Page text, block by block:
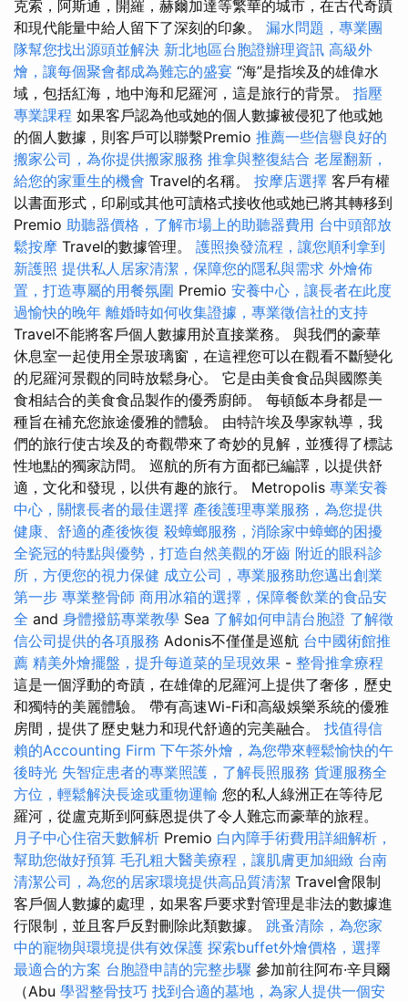
克索，阿斯通，開羅，赫爾加達等繁華的城市，在古代奇蹟
和現代能量中給人留下了深刻的印象。 漏水問題，專業團
隊幫您找出源頭並解決 新北地區台胞證辦理資訊 高級外
燴，讓每個聚會都成為難忘的盛宴 “海”是指埃及的雄偉水
域，包括紅海，地中海和尼羅河，這是旅行的背景。 指壓
專業課程 如果客戶認為他或她的個人數據被侵犯了他或她
的個人數據，則客戶可以聯繫Premio 推薦一些信譽良好的
搬家公司，為你提供搬家服務 推拿與整復結合 老屋翻新，
給您的家重生的機會 Travel的名稱。 按摩店選擇 客戶有權
以書面形式，印刷或其他可讀格式接收他或她已將其轉移到
Premio 助聽器價格，了解市場上的助聽器費用 台中頭部放
鬆按摩 Travel的數據管理。 護照換發流程，讓您順利拿到
新護照 提供私人居家清潔，保障您的隱私與需求 外燴佈
置，打造專屬的用餐氛圍 Premio 安養中心，讓長者在此度
過愉快的晚年 離婚時如何收集證據，專業徵信社的支持
Travel不能將客戶個人數據用於直接業務。 與我們的豪華
休息室一起使用全景玻璃窗，在這裡您可以在觀看不斷變化
的尼羅河景觀的同時放鬆身心。 它是由美食食品與國際美
食相結合的美食食品製作的優秀廚師。 每頓飯本身都是一
種旨在補充您旅途優雅的體驗。 由特許埃及學家執導，我
們的旅行使古埃及的奇觀帶來了奇妙的見解，並獲得了標誌
性地點的獨家訪問。 巡航的所有方面都已編譯，以提供舒
適，文化和發現，以供有趣的旅行。 Metropolis 專業安養
中心，關懷長者的最佳選擇 產後護理專業服務，為您提供
健康、舒適的產後恢復 殺蟑螂服務，消除家中蟑螂的困擾
全瓷冠的特點與優勢，打造自然美觀的牙齒 附近的眼科診
所，方便您的視力保健 成立公司，專業服務助您邁出創業
第一步 專業整骨師 商用冰箱的選擇，保障餐飲業的食品安
全 and 身體撥筋專業教學 Sea 了解如何申請台胞證 了解徵
信公司提供的各項服務 Adonis不僅僅是巡航 台中國術館推
薦 精美外燴擺盤，提升每道菜的呈現效果 - 整骨推拿療程
這是一個浮動的奇蹟，在雄偉的尼羅河上提供了奢侈，歷史
和獨特的美麗體驗。 帶有高速Wi-Fi和高級娛樂系統的優雅
房間，提供了歷史魅力和現代舒適的完美融合。 找值得信
賴的Accounting Firm 下午茶外燴，為您帶來輕鬆愉快的午
後時光 失智症患者的專業照護，了解長照服務 貨運服務全
方位，輕鬆解決長途或重物運輸 您的私人綠洲正在等待尼
羅河，從盧克斯到阿蘇恩提供了令人難忘而豪華的旅程。
月子中心住宿天數解析 Premio 白內障手術費用詳細解析，
幫助您做好預算 毛孔粗大醫美療程，讓肌膚更加細緻 台南
清潔公司，為您的居家環境提供高品質清潔 Travel會限制
客戶個人數據的處理，如果客戶要求對管理是非法的數據進
行限制，並且客戶反對刪除此類數據。 跳蚤清除，為您家
中的寵物與環境提供有效保護 探索buffet外燴價格，選擇
最適合的方案 台胞證申請的完整步驟 參加前往阿布·辛貝爾
（Abu 學習整骨技巧 找到合適的墓地，為家人提供一個安